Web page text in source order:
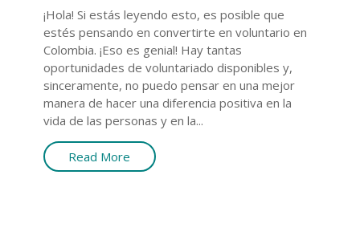
¡Hola! Si estás leyendo esto, es posible que
estés pensando en convertirte en voluntario en
Colombia. ¡Eso es genial! Hay tantas
oportunidades de voluntariado disponibles y,
sinceramente, no puedo pensar en una mejor
manera de hacer una diferencia positiva en la
vida de las personas y en la...
Read More